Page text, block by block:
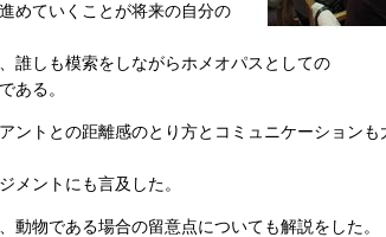
めていくことが将来の自分の
誰しも模索をしながらホメオパスとしての
ある。
ントとの距離感のとり方とコミュニケーション
メントにも言及した。
動物である場合の留意点についても解説をした。